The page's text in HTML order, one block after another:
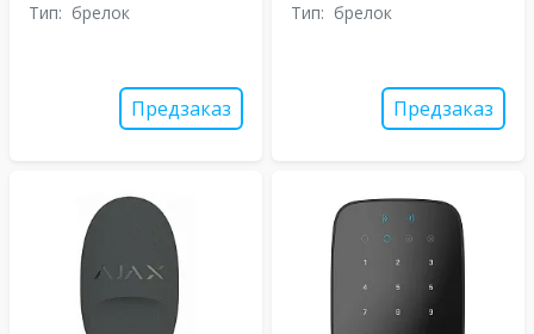
Тип: брелок
Предзаказ
Тип: брелок
Предзаказ